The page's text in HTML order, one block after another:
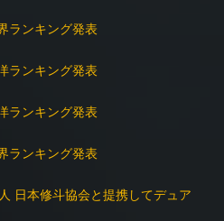
ランキング発表
ランキング発表
ランキング発表
ランキング発表
日本修斗協会と提携してデュア